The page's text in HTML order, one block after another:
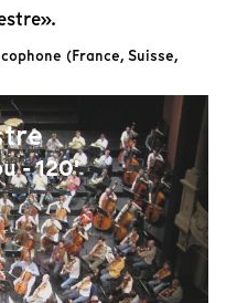
(France, Suisse,
- 120'